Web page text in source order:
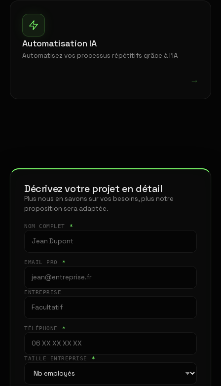
Automatisation IA
Automatisez vos processus répétitifs grâce à l'IA
→
Décrivez votre projet en détail
Plus nous en savons sur vos besoins, plus notre
proposition sera adaptée.
NOM COMPLET *
EMAIL PRO *
ENTREPRISE
TÉLÉPHONE *
TAILLE ENTREPRISE *